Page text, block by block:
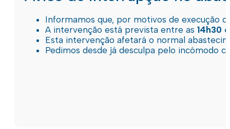
Informamos que, por motivos de execução
A intervenção está prevista entre as 14h30
Esta intervenção afetará o normal
Pedimos desde já desculpa pelo incómodo